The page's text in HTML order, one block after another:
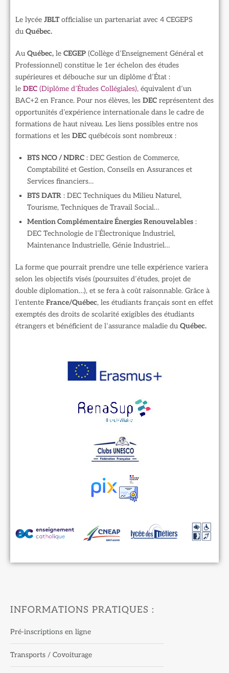
Le lycée JBLTofficialise un partenariat avec 4 CEGEPS
du Québec.
Au Québec, le CEGEP (Collège d’Enseignement Général et
Professionnel) constitue le 1er échelon des études
supérieures et débouche sur un diplôme d’État :
le DEC (Diplôme d’Études Collégiales), équivalent d’un
BAC+2 en France. Pour nos élèves, les DEC représentent des
opportunités d’expérience internationale dans le cadre de
formations de haut niveau. Les liens possibles entre nos
formations et les DEC québécois sont nombreux :
BTS NCO / NDRC : DEC Gestion de Commerce,
Comptabilité et Gestion, Conseils en Assurances et
Services financiers…
BTS DATR : DEC Techniques du Milieu Naturel,
Tourisme, Techniques de Travail Social…
Mention Complémentaire Énergies Renouvelables :
DEC Technologie de l’Électronique Industriel,
Maintenance Industrielle, Génie Industriel…
La forme que pourrait prendre une telle expérience variera
selon les objectifs visés (poursuites d’études, projet de
double diplomation…), et se fera à coût raisonnable. Grâce à
l’entente France/Québec, les étudiants français sont en effet
exemptés des droits de scolarité exigibles des étudiants
étrangers et bénéficient de l’assurance maladie du Québec.
INFORMATIONS PRATIQUES :
Pré-inscriptions en ligne
Transports / Covoiturage